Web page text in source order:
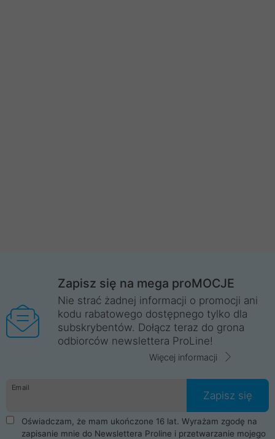
Zapisz się na mega proMOCJE
Nie strać żadnej informacji o promocji ani
kodu rabatowego dostępnego tylko dla
subskrybentów. Dołącz teraz do grona
odbiorców newslettera ProLine!
Więcej informacji
Email
Zapisz się
Oświadczam, że mam ukończone 16 lat. Wyrażam zgodę na
zapisanie mnie do Newslettera Proline i przetwarzanie mojego